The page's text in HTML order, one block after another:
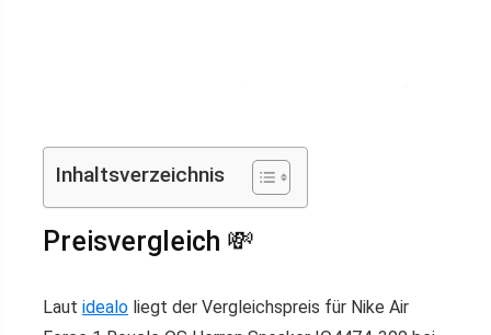
Inhaltsverzeichnis
Preisvergleich 💸
Laut idealo liegt der Vergleichspreis für Nike Air